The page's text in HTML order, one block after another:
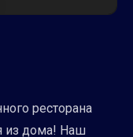
ресторана
из дома! Наш